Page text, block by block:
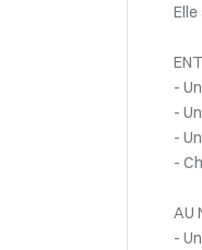
-
-
-
-
AU
-